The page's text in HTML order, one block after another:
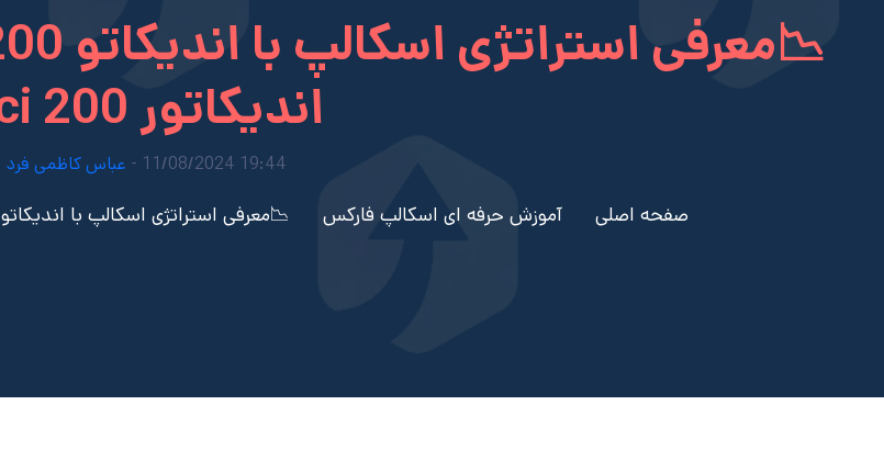
اندیکاتور cci 200
19:44 11/08/2024 - عباس کاظمی فرد
صفحه اصلی آموزش حرفه ای اسکالپ فارکس 📉معرفی استراتژی اسکالپ با اندیکاتو cci 200 – استراتژی اسکالپ با اندیکاتور cci 200